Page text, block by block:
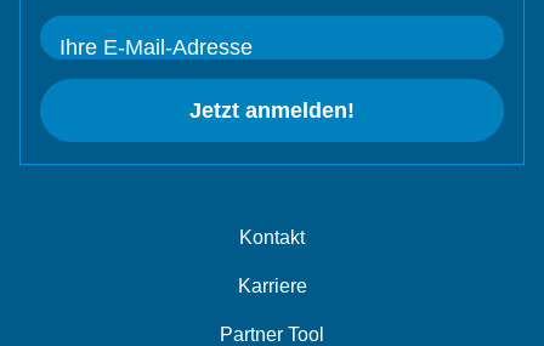
Kontakt
Karriere
Partner Tool
Ihre E-Mail-Adresse
Jetzt anmelden!